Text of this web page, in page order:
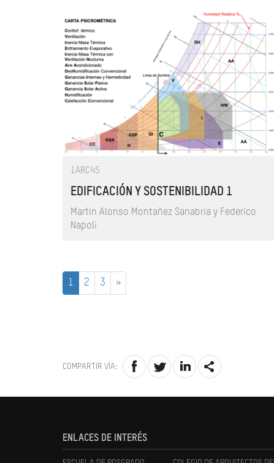
1ARC45
EDIFICACIÓN Y SOSTENIBILIDAD 1
Martín Alonso Montañez Sanabria y Federico
Napoli
1 2 3 »
COMPARTIR VÍA:
ENLACES DE INTERÉS